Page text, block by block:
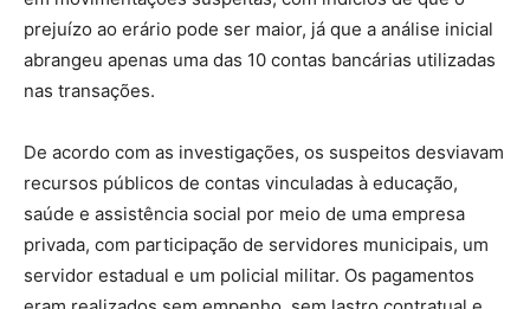
prejuízo ao erário pode ser maior, já que a análise inicial
abrangeu apenas uma das 10 contas bancárias utilizadas
nas transações.
De acordo com as investigações, os suspeitos desviavam
recursos públicos de contas vinculadas à educação,
saúde e assistência social por meio de uma empresa
privada, com participação de servidores municipais, um
servidor estadual e um policial militar. Os pagamentos